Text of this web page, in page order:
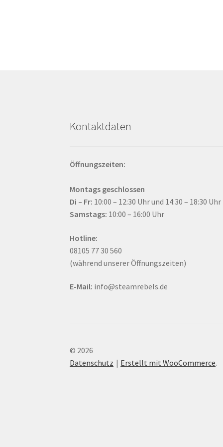
Kontaktdaten
Öffnungszeiten:
Montags geschlossen
Di – Fr: 10:00 – 12:30 Uhr und 14:30 – 18:30 Uhr
Samstags: 10:00 – 16:00 Uhr
Hotline:
08105 77 30 560
(während unserer Öffnungszeiten)
E-Mail: info@steamrebels.de
© 2026
Datenschutz
Erstellt mit WooCommerce.